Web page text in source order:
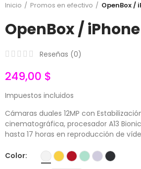
Inicio Promos en efectivo OpenBox /
OpenBox / iPhone
Reseñas (0)
249,00 $
Impuestos incluidos
Cámaras duales 12MP con
cinematográfica, procesador A13
hasta 17 horas en reproducción de
Color